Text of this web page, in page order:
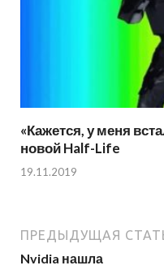
«Кажется, у меня
новой Half-Life
19.11.2019
ПРЕДЫДУЩАЯ
Nvidia нашла